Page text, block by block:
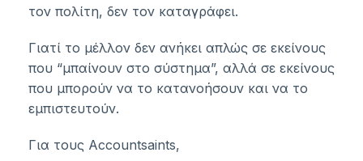
τον πολίτη, δεν τον καταγράφει.
Γιατί το μέλλον δεν ανήκει απλώς σε εκείνους
που “μπαίνουν στο σύστημα”, αλλά σε εκείνους
που μπορούν να το κατανοήσουν και να το
εμπιστευτούν.
Για τους Accountsaints,